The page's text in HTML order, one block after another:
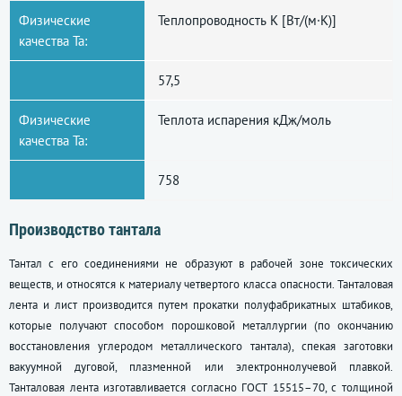
Физические
качества Ta:
Теплопроводность К [Вт/(м·К)]
57,5
Физические
качества Ta:
Теплота испарения кДж/моль
758
Производство тантала
Тантал с его соединениями не образуют в рабочей зоне токсических
веществ, и относятся к материалу четвертого класса опасности. Танталовая
лента и лист производится путем прокатки полуфабрикатных штабиков,
которые получают способом порошковой металлургии (по окончанию
восстановления углеродом металлического тантала), спекая заготовки
вакуумной дуговой, плазменной или электроннолучевой плавкой.
Танталовая лента изготавливается согласно ГОСТ 15515–70, с толщиной